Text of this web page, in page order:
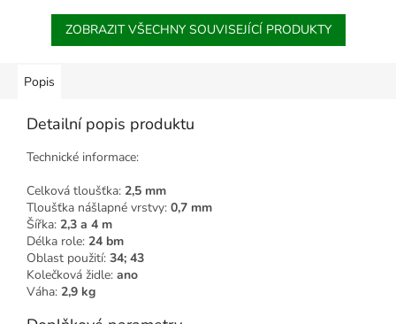
ZOBRAZIT VŠECHNY SOUVISEJÍCÍ PRODUKTY
Popis
Detailní popis produktu
Technické informace:
Celková tloušťka: 2,5 mm
Tloušťka nášlapné vrstvy: 0,7 mm
Šířka: 2,3 a 4 m
Délka role: 24 bm
Oblast použití: 34; 43
Kolečková židle: ano
Váha: 2,9 kg